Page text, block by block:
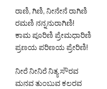
ರಾಣಿ, ಗಿಣಿ, ನೀನೇನೆ ರಾಗಿಣಿ
ರಮಣಿ ನನ್ನನುರಾಗಿಣಿ!
ಕಾಮ ಪೂರಿಣಿ ಪ್ರೇಮಧಾರಿಣಿ
ಪ್ರಣಯ ಪರಿಣಯ ಪ್ರೇರಿಣಿ!
ನೀರೆ ನೀನಿರೆ ನಿತ್ಯ ಸೌರವ
ಮನವ ತುಂಬುವ ಕಲರವ